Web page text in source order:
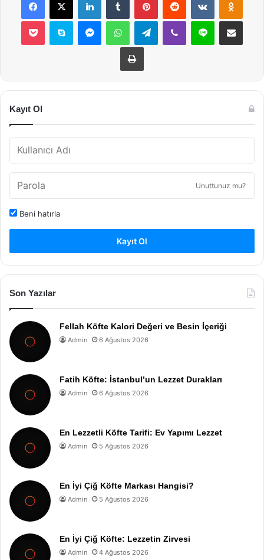
Pocket Skype MessengerWhatsAppTelegramViber Line E-Posta ile
Yazdır
Kayıt Ol
Unuttunuz mu?
Beni hatırla
Kayıt Ol
Son Yazılar
Fellah Köfte Kalori Değeri ve Besin İçeriği
Admin 6 Ağustos 2026
Fatih Köfte: İstanbul’un Lezzet Durakları
Admin 6 Ağustos 2026
En Lezzetli Köfte Tarifi: Ev Yapımı Lezzet
Admin 5 Ağustos 2026
En İyi Çiğ Köfte Markası Hangisi?
Admin 5 Ağustos 2026
En İyi Çiğ Köfte: Lezzetin Zirvesi
Admin 4 Ağustos 2026